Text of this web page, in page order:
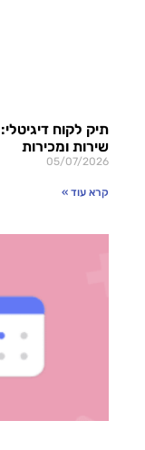
תיק לקוח
שירות ומכירות
05/07/2026
קרא עוד »